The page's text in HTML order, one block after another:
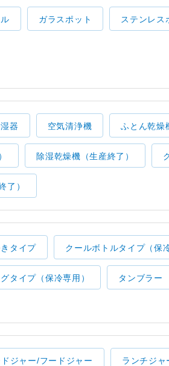
ガラスポット ステンレス
器 空気清浄機 ふとん乾燥
除湿乾燥機（生産終了）
了）
タイプ クールボトルタイプ（保
タイプ（保冷専用） タンブラー
ジャー/フードジャー ランチジ